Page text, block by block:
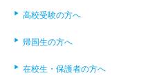
高校受験の方へ
帰国生の方へ
在校生・保護者の方へ